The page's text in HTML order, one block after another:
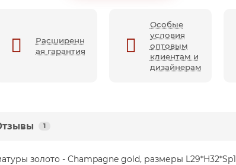
Расширенн
ая гарантия
Особые
условия
оптовым
клиентам и
дизайнерам
1
золото - Champagne gold, размеры